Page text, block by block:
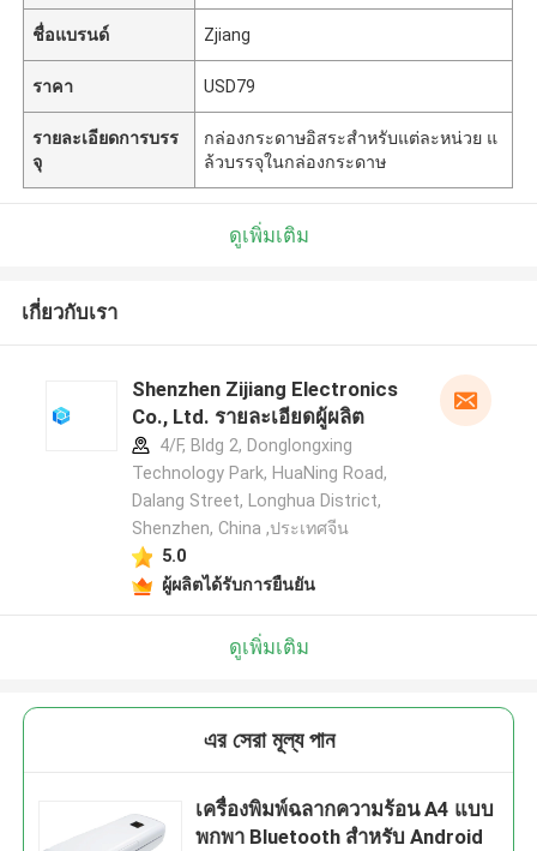
ชื่อแบรนด์ Zjiang
ราคา USD79
รายละเอียดการบรร
จุ
กล่องกระดาษอิสระสำหรับแต่ละหน่วย แ
ล้วบรรจุในกล่องกระดาษ
ดูเพิ่มเติม
เกี่ยวกับเรา
Shenzhen Zijiang Electronics
Co., Ltd. รายละเอียดผู้ผลิต
4/F, Bldg 2, Donglongxing
Technology Park, HuaNing Road,
Dalang Street, Longhua District,
Shenzhen, China ,ประเทศจีน
5.0
ผู้ผลิตได้รับการยืนยัน
ดูเพิ่มเติม
এর সেরা মূল্য পান
เครื่องพิมพ์ฉลากความร้อน A4 แบบ
พกพา Bluetooth สำหรับ Android